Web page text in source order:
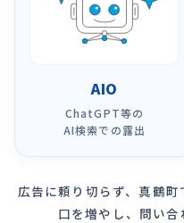
AIO
ChatGPT等の
AI検索での露出
広告に頼り切らず、真鶴
口を増やし、問い合